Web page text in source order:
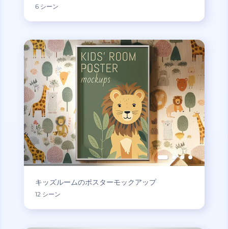
6 シーン
キッズルームのポスターモックアップ
12 シーン